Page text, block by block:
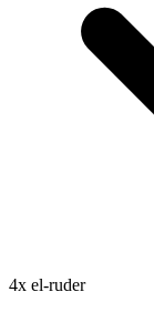
4x el-ruder